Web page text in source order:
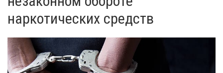
наркотических средств